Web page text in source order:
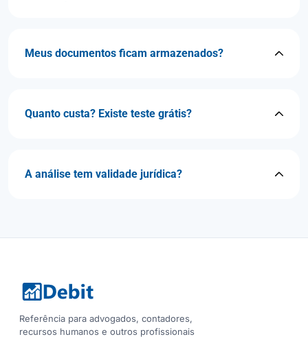
Meus documentos ficam armazenados?
Quanto custa? Existe teste grátis?
A análise tem validade jurídica?
Referência para advogados, contadores,
recursos humanos e outros profissionais